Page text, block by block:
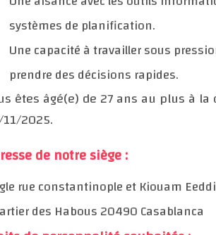
systèmes de planification.
Une capacité à travailler sous
prendre des décisions rapides.
Vous êtes âgé(e) de 27 ans au plus
28/11/2025.
Adresse de notre siège :
Angle rue constantinople et Kiouam
Quartier des Habous 20490